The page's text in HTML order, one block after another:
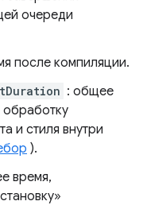
очереди
после компиляции.
: общее
обработку
и стиля внутри
).
время,